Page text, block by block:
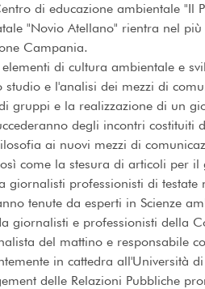
di educazione ambientale "Il
"Novio Atellano" rientra nel
Campania.
di cultura ambientale e
e l'analisi dei mezzi di
gruppi e la realizzazione di un
degli incontri costituiti
ai nuovi mezzi di
come la stesura di articoli per
giornalisti professionisti di
tenute da esperti in Scienze
giornalisti e professionisti della
del mattino e responsabile
in cattedra all'Università
delle Relazioni Pubbliche